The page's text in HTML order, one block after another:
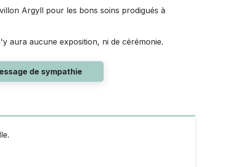
Argyll pour les bons soins prodigués à
aura aucune exposition, ni de cérémonie.
de sympathie